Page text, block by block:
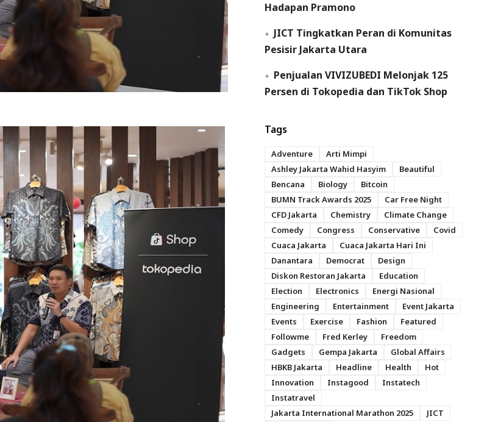
Hadapan Pramono
JICT Tingkatkan Peran di Komunitas
Pesisir Jakarta Utara
Penjualan VIVIZUBEDI Melonjak 125
Persen di Tokopedia dan TikTok Shop
Tags
Adventure
Arti Mimpi
Ashley Jakarta Wahid Hasyim
Beautiful
Bencana
Biology
Bitcoin
BUMN Track Awards 2025
Car Free Night
CFD Jakarta
Chemistry
Climate Change
Comedy
Congress Conservative
Covid
Cuaca Jakarta
Cuaca Jakarta Hari Ini
Danantara
Democrat
Design
Diskon Restoran Jakarta
Education
Election
Electronics
Energi Nasional
Engineering
Entertainment
Event Jakarta
Events
Exercise Fashion
Featured
Followme
Fred Kerley
Freedom
Gadgets
Gempa Jakarta
Global Affairs
HBKB Jakarta
Headline Health
Hot
Innovation
Instagood
Instatech
Instatravel
Jakarta International Marathon 2025
JICT